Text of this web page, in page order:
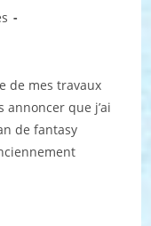
de mes travaux
annoncer que j’ai
de fantasy